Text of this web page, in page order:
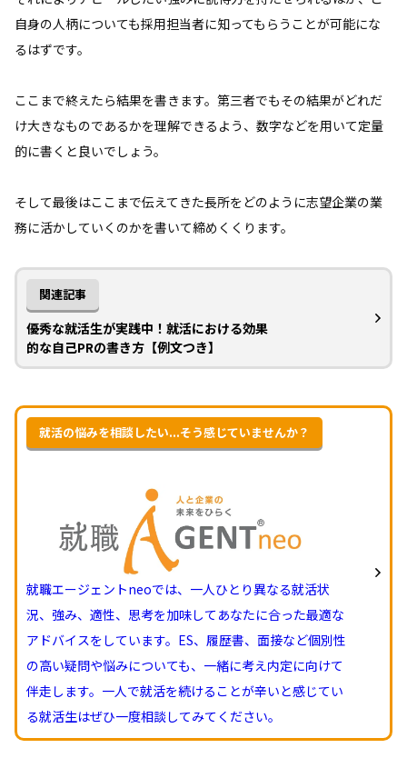
自身の人柄についても採用担当者に知ってもらうことが可能にな
るはずです。
ここまで終えたら結果を書きます。第三者でもその結果がどれだ
け大きなものであるかを理解できるよう、数字などを用いて定量
的に書くと良いでしょう。
そして最後はここまで伝えてきた長所をどのように志望企業の業
務に活かしていくのかを書いて締めくくります。
関連記事
優秀な就活生が実践中！就活における効果
的な自己PRの書き方【例文つき】
就活の悩みを相談したい...そう感じていませんか？
就職エージェントneoでは、一人ひとり異なる就活状
況、強み、適性、思考を加味してあなたに合った最適な
アドバイスをしています。ES、履歴書、面接など個別性
の高い疑問や悩みについても、一緒に考え内定に向けて
伴走します。一人で就活を続けることが辛いと感じてい
る就活生はぜひ一度相談してみてください。